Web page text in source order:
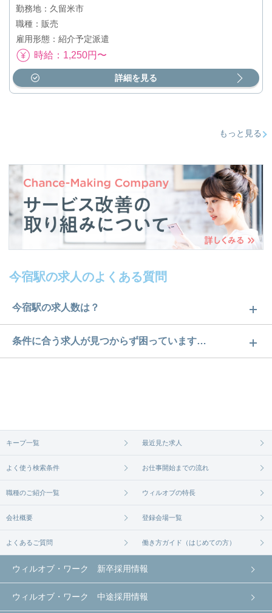
勤務地：久留米市
職種：販売
雇用形態：紹介予定派遣
時給：1,250円〜
詳細を見る
もっと見る
今宿駅の求人のよくある質問
今宿駅の求人数は？
今宿駅の求人数は1件です。どのような求人があるか
ぜひチェックしてみてください。
条件に合う求人が見つからず困っています…
無料相談の登録はコチラから
キープ一覧 最近見た求人
よく使う検索条件 お仕事開始までの流れ
職種のご紹介一覧 ウィルオブの特長
会社概要 登録会場一覧
よくあるご質問 働き方ガイド（はじめての方）
ウィルオブ・ワーク 新卒採用情報
ウィルオブ・ワーク 中途採用情報